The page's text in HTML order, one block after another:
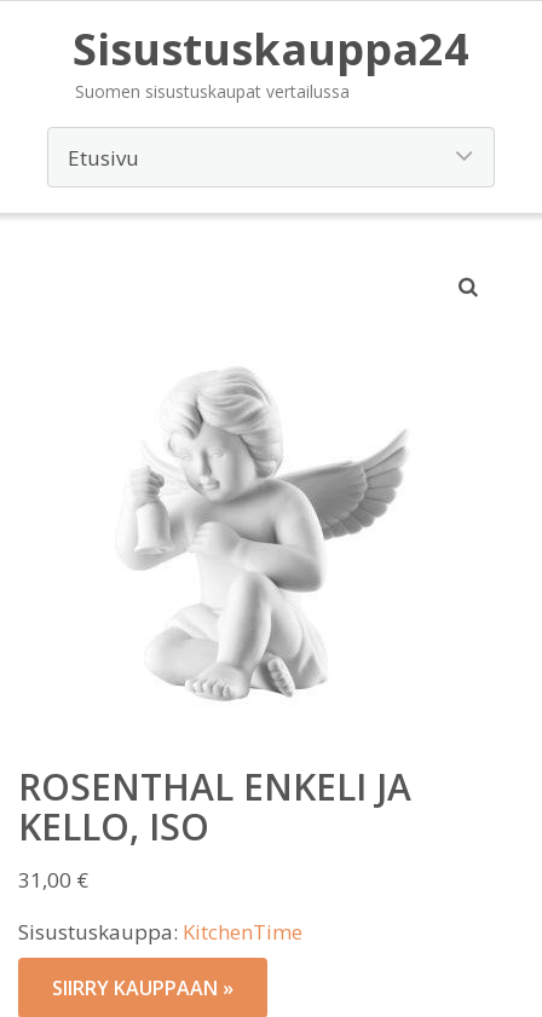
Sisustuskauppa24
Suomen sisustuskaupat vertailussa
ROSENTHAL ENKELI JA
KELLO, ISO
31,00 €
Sisustuskauppa: KitchenTime
SIIRRY KAUPPAAN »